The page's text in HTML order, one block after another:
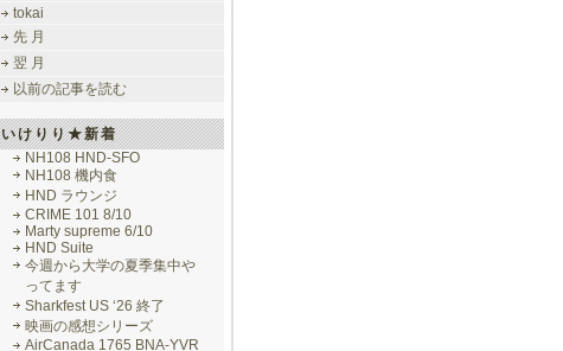
tokai
先 月
翌 月
以前の記事を読む
いけりり★新着
NH108 HND-SFO
NH108 機内食
HND ラウンジ
CRIME 101 8/10
Marty supreme 6/10
HND Suite
今週から大学の夏季集中や
ってます
Sharkfest US ‘26 終了
映画の感想シリーズ
AirCanada 1765 BNA-YVR